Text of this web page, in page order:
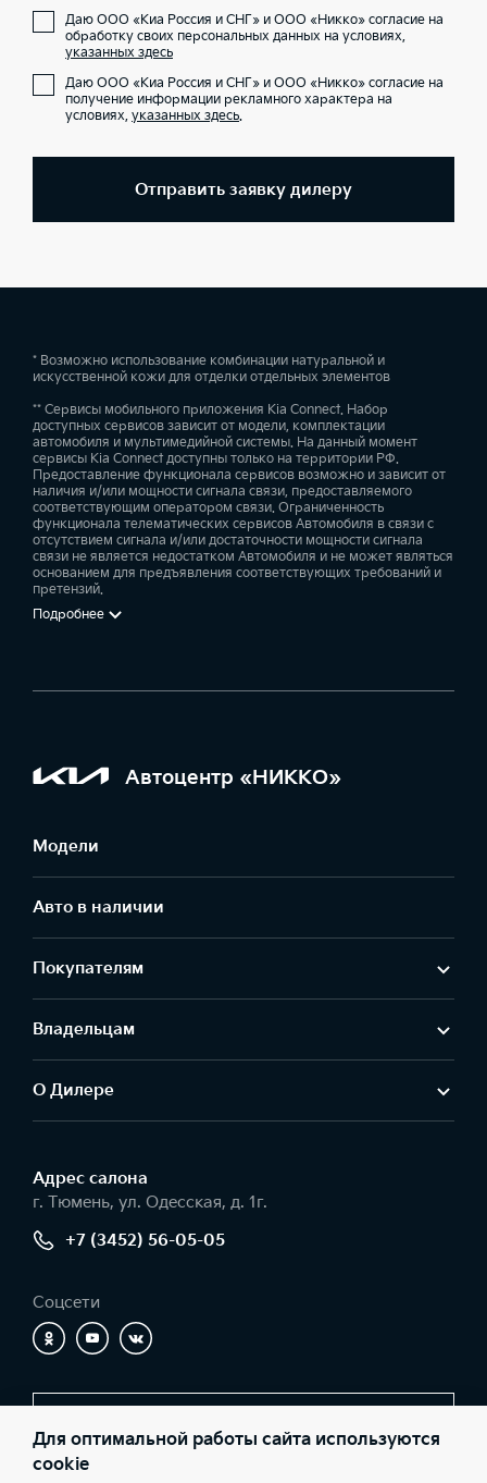
Даю ООО «Киа Россия и СНГ» и ООО «Никко» согласие на
обработку своих персональных данных на условиях,
указанных здесь
Даю ООО «Киа Россия и СНГ» и ООО «Никко» согласие на
получение информации рекламного характера на
условиях, указанных здесь.
Отправить заявку дилеру
* Возможно использование комбинации натуральной и
искусственной кожи для отделки отдельных элементов
** Сервисы мобильного приложения Kia Connect. Набор
доступных сервисов зависит от модели, комплектации
автомобиля и мультимедийной системы. На данный момент
сервисы Kia Connect доступны только на территории РФ.
Предоставление функционала сервисов возможно и зависит от
наличия и/или мощности сигнала связи, предоставляемого
соответствующим оператором связи. Ограниченность
функционала телематических сервисов Автомобиля в связи с
отсутствием сигнала и/или достаточности мощности сигнала
связи не является недостатком Автомобиля и не может являться
основанием для предъявления соответствующих требований и
претензий.
Подробнее
Автоцентр «НИККО»
Модели
Авто в наличии
Покупателям
Владельцам
О Дилере
Адрес салонa
г. Тюмень, ул. Одесская, д. 1г.
+7 (3452) 56-05-05
Соцсети
Для оптимальной работы сайта используются
cookie